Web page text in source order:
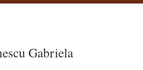
Gabriela